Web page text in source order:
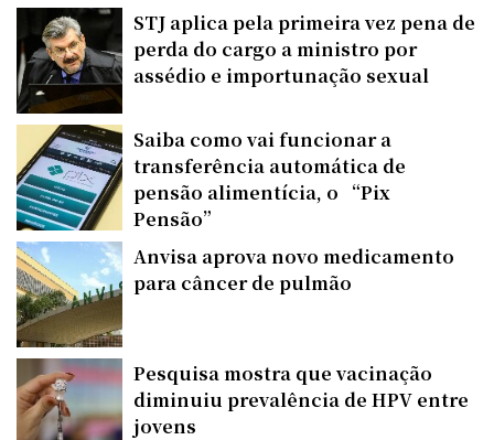
STJ aplica pela primeira vez pena de
perda do cargo a ministro por
assédio e importunação sexual
Saiba como vai funcionar a
transferência automática de
pensão alimentícia, o “Pix
Pensão”
Anvisa aprova novo medicamento
para câncer de pulmão
Pesquisa mostra que vacinação
diminuiu prevalência de HPV entre
jovens